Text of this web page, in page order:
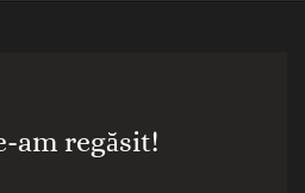
am regăsit!